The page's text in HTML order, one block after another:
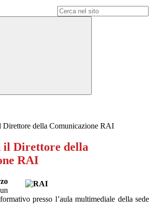
Direttore della Comunicazione RAI
il Direttore della
RAI
presso l’aula multimediale della sede